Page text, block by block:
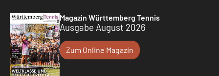
Magazin Württemberg Tennis
Ausgabe August 2026
Zum Online Magazin